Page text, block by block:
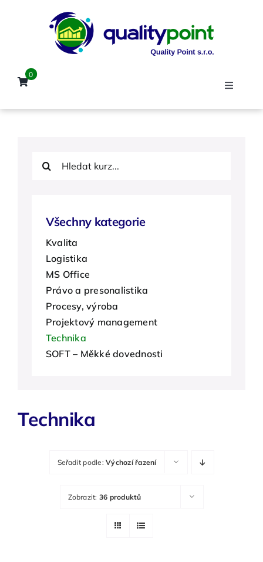
0
Toggle
Reference
Kontakty
Všechny kategorie
Kvalita
Logistika
MS Office
Právo a presonalistika
Procesy, výroba
Projektový management
Technika
SOFT – Měkké dovednosti
Technika
Seřadit podle:Výchozí řazení
Zobrazit: 36 produktů